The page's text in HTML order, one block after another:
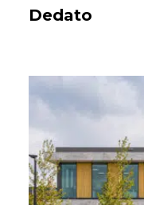
Dedato